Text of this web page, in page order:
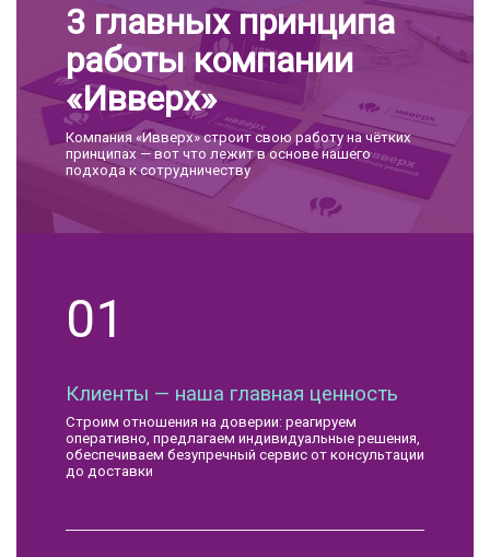
3 главных принципа
работы компании
«Ивверх»
Компания «Ивверх» строит свою работу на чётких
принципах — вот что лежит в основе нашего
подхода к сотрудничеству
01
Клиенты — наша главная ценность
Строим отношения на доверии: реагируем
оперативно, предлагаем индивидуальные решения,
обеспечиваем безупречный сервис от консультации
до доставки